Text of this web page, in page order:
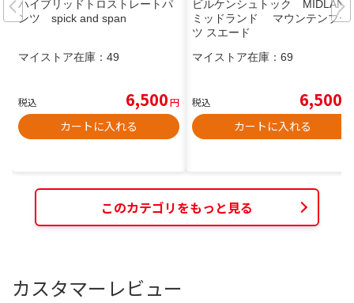
ハイブリッドトロストレートパ
ンツ spick and span
マイストア在庫： 49
税込 6,500円
カートに入れる
ビルケンシュトック MIDLAND
ミッドランド マウンテンブー
ツ スエード
マイストア在庫： 69
税込 6,500
カートに入れる
このカテゴリをもっと見る
カスタマーレビュー